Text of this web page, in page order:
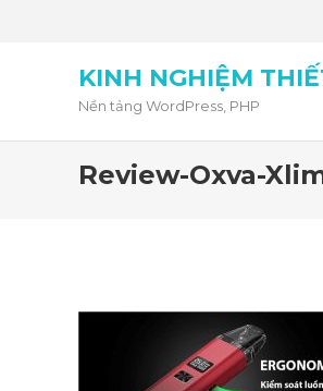
KINH NGHIỆM
Nền tảng WordPress, PHP
Review-Oxva-